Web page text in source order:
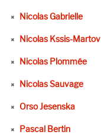
Nicolas Gabrielle
Nicolas Kssis-Martov
Nicolas Plommée
Nicolas Sauvage
Orso Jesenska
Pascal Bertin